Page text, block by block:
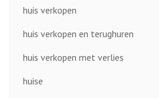
huis verkopen
huis verkopen en terughuren
huis verkopen met verlies
huise